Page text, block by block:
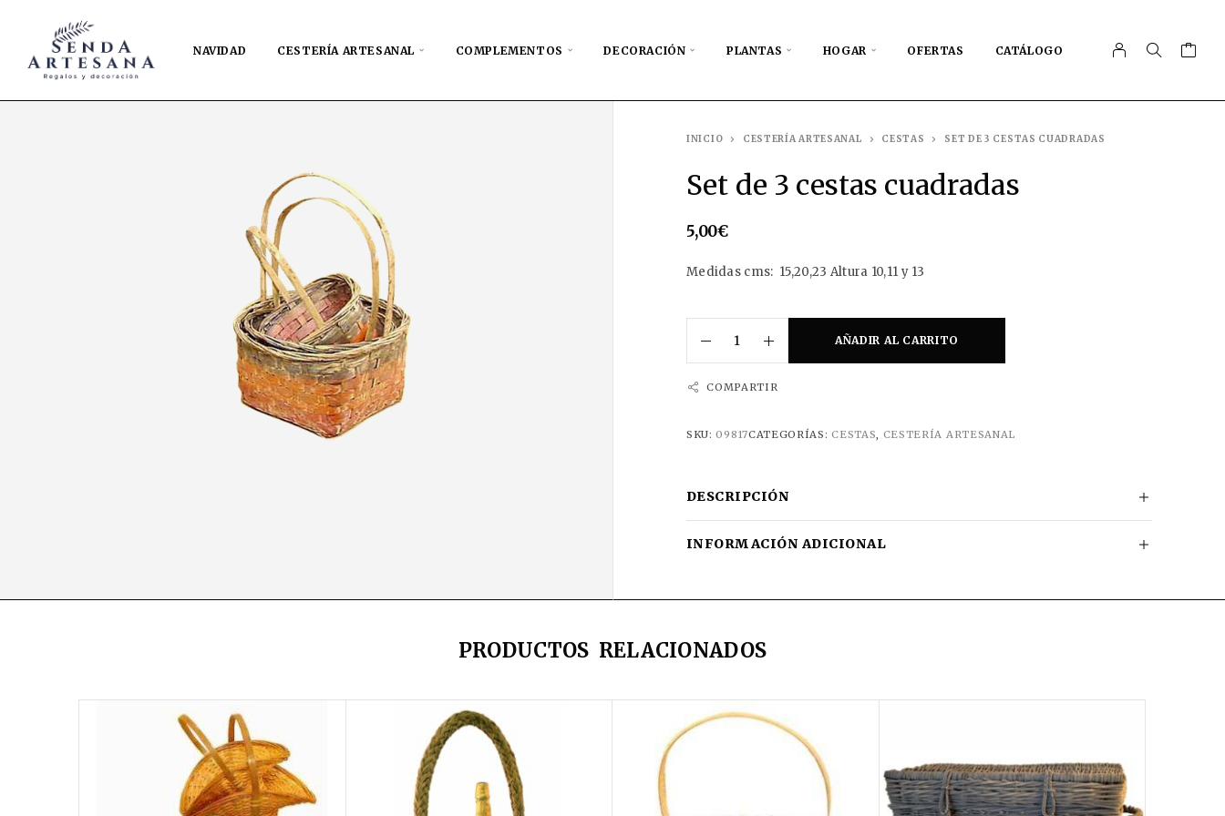
NAVIDAD CESTERÍA ARTESANAL COMPLEMENTOS DECORACIÓN PLANTAS HOGAR OFERTAS CATÁLOGO
INICIO CESTERÍA ARTESANAL CESTAS SET DE 3 CESTAS CUADRADAS
Set de 3 cestas cuadradas
5,00€
Medidas cms: 15,20,23 Altura 10,11 y 13
AÑADIR AL CARRITO
COMPARTIR
SKU:09817CATEGORÍAS: CESTAS, CESTERÍA ARTESANAL
DESCRIPCIÓN
INFORMACIÓN ADICIONAL
PRODUCTOS RELACIONADOS